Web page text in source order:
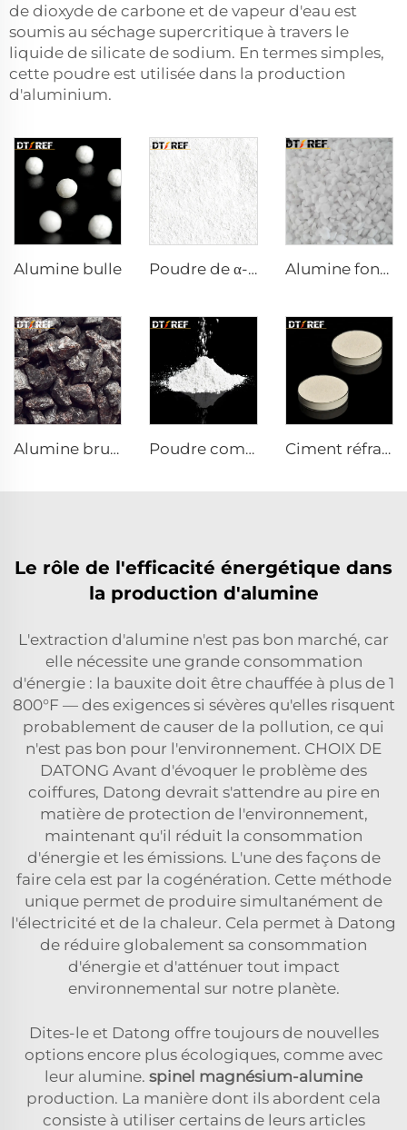
de dioxyde de carbone et de vapeur d'eau est
soumis au séchage supercritique à travers le
liquide de silicate de sodium. En termes simples,
cette poudre est utilisée dans la production
d'aluminium.
Alumine bulle Poudre de α-Al₂O₃ calcinée AW-9FG Alumine fondue blanche
Alumine brune fondue Poudre composite réactive α-Al₂O₃ Ciment réfractaire à haute alumine de haute qualité personnalisable en Chine pour l'isolation thermique
Le rôle de l'efficacité énergétique dans
la production d'alumine
L'extraction d'alumine n'est pas bon marché, car
elle nécessite une grande consommation
d'énergie : la bauxite doit être chauffée à plus de 1
800°F — des exigences si sévères qu'elles risquent
probablement de causer de la pollution, ce qui
n'est pas bon pour l'environnement. CHOIX DE
DATONG Avant d'évoquer le problème des
coiffures, Datong devrait s'attendre au pire en
matière de protection de l'environnement,
maintenant qu'il réduit la consommation
d'énergie et les émissions. L'une des façons de
faire cela est par la cogénération. Cette méthode
unique permet de produire simultanément de
l'électricité et de la chaleur. Cela permet à Datong
de réduire globalement sa consommation
d'énergie et d'atténuer tout impact
environnemental sur notre planète.
Dites-le et Datong offre toujours de nouvelles
options encore plus écologiques, comme avec
leur alumine. spinel magnésium-alumine
production. La manière dont ils abordent cela
consiste à utiliser certains de leurs articles